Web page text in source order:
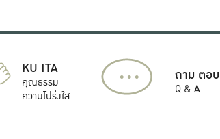
KU ITA
คุณธรรม
ความโปร่งใส
... ถาม ตอบ
Q & A